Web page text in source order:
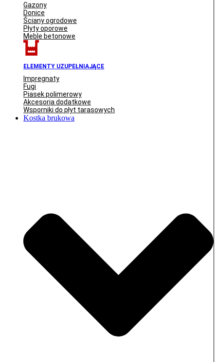
Gazony
Donice
Ściany ogrodowe
Płyty oporowe
Meble betonowe
ELEMENTY UZUPEŁNIAJĄCE
Impregnaty
Fugi
Piasek polimerowy
Akcesoria dodatkowe
Wsporniki do płyt tarasowych
Kostka brukowa